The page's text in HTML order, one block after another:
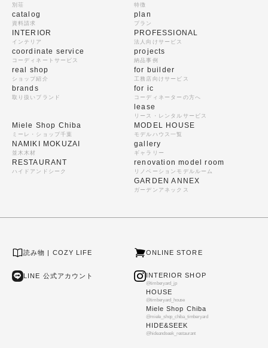
別荘
catalog
資料請求
特徴
plan
プラン
INTERIOR
インテリア
coordinate service
コーディネートサービス
real shop
ショップ紹介
brands
取り扱いブランド
PROFESSIONAL
法人向けサービス
projects
納品事例
for builder
工務店向けサービス
for ic
コーディネーターの方へ
lease
リース・レンタルサービス
Miele Shop Chiba
ミーレ・ショップ千葉
NAMIKI MOKUZAI
並木木材
RESTAURANT
ハイドアンドシーク
MODEL HOUSE
モデルハウス一覧
gallery
ギャラリー
renovation model room
リノベーションモデルルーム
GARDEN ANNEX
ガーデンアネックス
読み物 | COZY LIFE ONLINE STORE
LINE 公式アカウント INTERIOR SHOP
@timberyard_jp
HOUSE
@timberyard_house
Miele Shop Chiba
@miele_shop_chiba_timberyard
HIDE&SEEK
@hideandseek_restaurant